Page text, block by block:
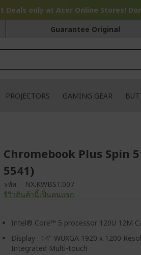
Deals only at Acer Online Stores!
Guarantee Original
PROJECTORS GAMING GEAR
Chromebook Plus Spin
5541)
รหัส
NX.KWBST.007
รีวิวสินค้านี้เป็นคนแรก
Intel® Core™ 5 processor 120U 12M
Display : 14" WUXGA 1920 x 1200
Integrated Multi-touch